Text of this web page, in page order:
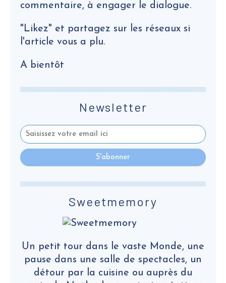
Newsletter
Sweetmemory
Un petit tour dans le vaste Monde, une
pause dans une salle de spectacles, un
détour par la cuisine ou auprès du
commentaire, à engager le dialogue.
"Likez" et partagez sur les réseaux si
l'article vous a plu.
A bientôt